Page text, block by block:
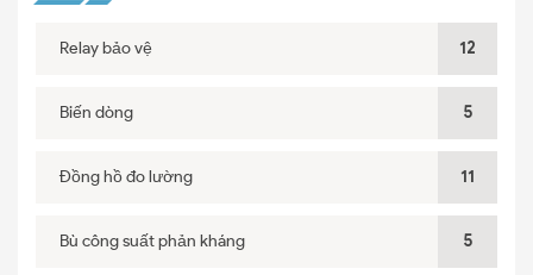
Relay bảo vệ 12
Biến dòng 5
Đồng hồ đo lường 11
Bù công suất phản kháng 5